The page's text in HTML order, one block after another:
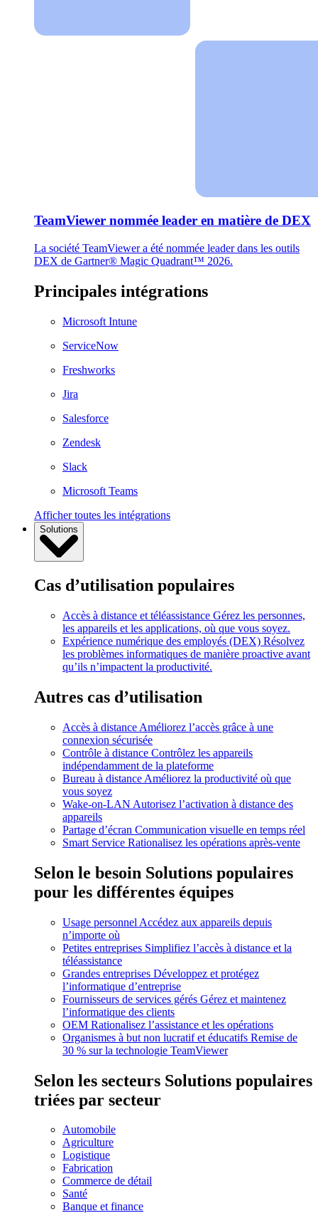
TeamViewer nommée leader en matière de DEX
La société TeamViewer a été nommée leader dans les outils
DEX de Gartner® Magic Quadrant™ 2026.
Principales intégrations
Microsoft Intune
ServiceNow
Freshworks
Jira
Salesforce
Zendesk
Slack
Microsoft Teams
Afficher toutes les intégrations
Solutions
Cas d’utilisation populaires
Accès à distance et téléassistance Gérez les personnes,
les appareils et les applications, où que vous soyez.
Expérience numérique des employés (DEX) Résolvez
les problèmes informatiques de manière proactive avant
qu’ils n’impactent la productivité.
Autres cas d’utilisation
Accès à distance Améliorez l’accès grâce à une
connexion sécurisée
Contrôle à distance Contrôlez les appareils
indépendamment de la plateforme
Bureau à distance Améliorez la productivité où que
vous soyez
Wake-on-LAN Autorisez l’activation à distance des
appareils
Partage d’écran Communication visuelle en temps réel
Smart Service Rationalisez les opérations après-vente
Selon le besoin Solutions populaires
pour les différentes équipes
Usage personnel Accédez aux appareils depuis
n’importe où
Petites entreprises Simplifiez l’accès à distance et la
téléassistance
Grandes entreprises Développez et protégez
l’informatique d’entreprise
Fournisseurs de services gérés Gérez et maintenez
l’informatique des clients
OEM Rationalisez l’assistance et les opérations
Organismes à but non lucratif et éducatifs Remise de
30 % sur la technologie TeamViewer
Selon les secteurs Solutions populaires
triées par secteur
Automobile
Agriculture
Logistique
Fabrication
Commerce de détail
Santé
Banque et finance